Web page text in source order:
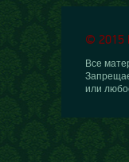
© 2015
Все
или